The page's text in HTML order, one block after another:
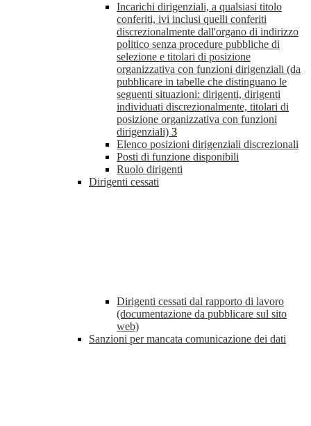
Incarichi dirigenziali, a qualsiasi titolo
conferiti, ivi inclusi quelli conferiti
discrezionalmente dall'organo di indirizzo
politico senza procedure pubbliche di
selezione e titolari di posizione
organizzativa con funzioni dirigenziali (da
pubblicare in tabelle che distinguano le
seguenti situazioni: dirigenti, dirigenti
individuati discrezionalmente, titolari di
posizione organizzativa con funzioni
dirigenziali) 3
Elenco posizioni dirigenziali discrezionali
Posti di funzione disponibili
Ruolo dirigenti
Dirigenti cessati
Dirigenti cessati dal rapporto di lavoro
(documentazione da pubblicare sul sito
web)
Sanzioni per mancata comunicazione dei dati